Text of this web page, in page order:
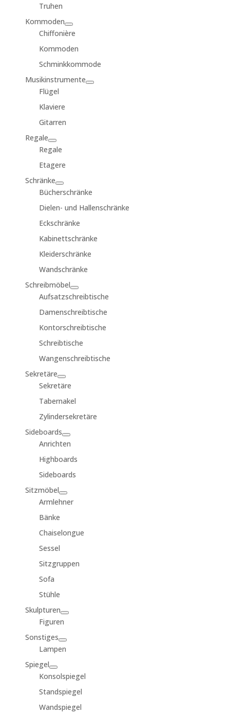
Truhen
Kommoden
Chiffonière
Kommoden
Schminkkommode
Musikinstrumente
Flügel
Klaviere
Gitarren
Regale
Regale
Etagere
Schränke
Bücherschränke
Dielen- und Hallenschränke
Eckschränke
Kabinettschränke
Kleiderschränke
Wandschränke
Schreibmöbel
Aufsatzschreibtische
Damenschreibtische
Kontorschreibtische
Schreibtische
Wangenschreibtische
Sekretäre
Sekretäre
Tabernakel
Zylindersekretäre
Sideboards
Anrichten
Highboards
Sideboards
Sitzmöbel
Armlehner
Bänke
Chaiselongue
Sessel
Sitzgruppen
Sofa
Stühle
Skulpturen
Figuren
Sonstiges
Lampen
Spiegel
Konsolspiegel
Standspiegel
Wandspiegel